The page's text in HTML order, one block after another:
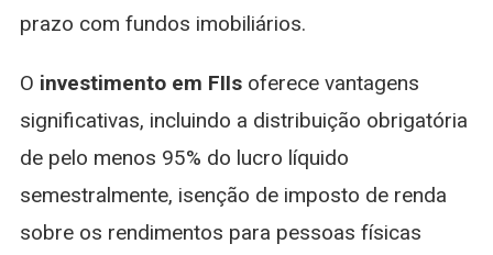
prazo com fundos imobiliários.
O investimento em FIIsoferece vantagens
significativas, incluindo a distribuição obrigatória
de pelo menos 95% do lucro líquido
semestralmente, isenção de imposto de renda
sobre os rendimentos para pessoas físicas